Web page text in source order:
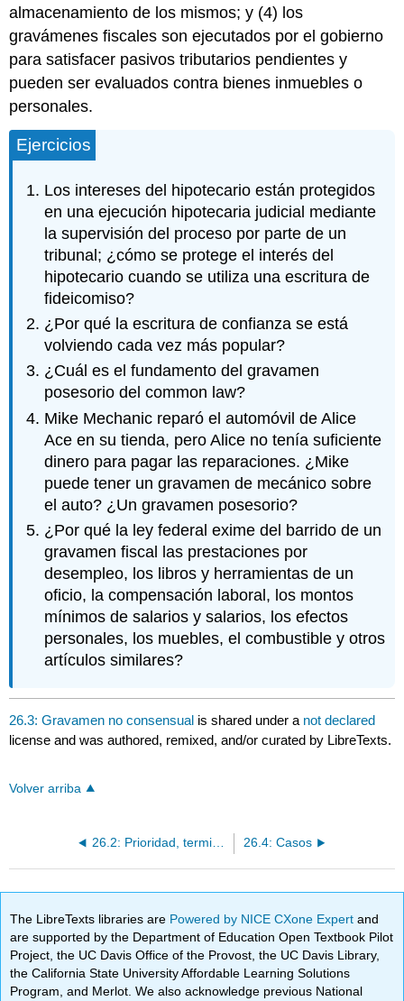
almacenamiento de los mismos; y (4) los
gravámenes fiscales son ejecutados por el gobierno
para satisfacer pasivos tributarios pendientes y
pueden ser evaluados contra bienes inmuebles o
personales.
Ejercicios
Los intereses del hipotecario están protegidos
en una ejecución hipotecaria judicial mediante
la supervisión del proceso por parte de un
tribunal; ¿cómo se protege el interés del
hipotecario cuando se utiliza una escritura de
fideicomiso?
¿Por qué la escritura de confianza se está
volviendo cada vez más popular?
¿Cuál es el fundamento del gravamen
posesorio del common law?
Mike Mechanic reparó el automóvil de Alice
Ace en su tienda, pero Alice no tenía suficiente
dinero para pagar las reparaciones. ¿Mike
puede tener un gravamen de mecánico sobre
el auto? ¿Un gravamen posesorio?
¿Por qué la ley federal exime del barrido de un
gravamen fiscal las prestaciones por
desempleo, los libros y herramientas de un
oficio, la compensación laboral, los montos
mínimos de salarios y salarios, los efectos
personales, los muebles, el combustible y otros
artículos similares?
26.3: Gravamen no consensual is shared under a not declared
license and was authored, remixed, and/or curated by LibreTexts.
Volver arriba
26.2: Prioridad, terminación de la hipoteca y otros métodos de uso de bienes raíces como garantía 26.4: Casos
The LibreTexts libraries are Powered by NICE CXone Expertand
are supported by the Department of Education Open Textbook Pilot
Project, the UC Davis Office of the Provost, the UC Davis Library,
the California State University Affordable Learning Solutions
Program, and Merlot. We also acknowledge previous National